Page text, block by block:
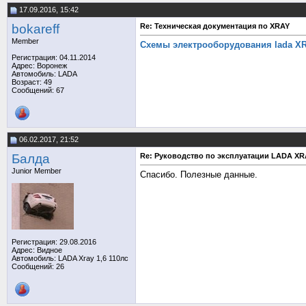
17.09.2016, 15:42
bokareff
Member
Регистрация: 04.11.2014
Адрес: Воронеж
Автомобиль: LADA
Возраст: 49
Сообщений: 67
Re: Техническая документация по XRAY
Схемы электрооборудования lada
06.02.2017, 21:52
Балда
Junior Member
Регистрация: 29.08.2016
Адрес: Видное
Автомобиль: LADA Xray 1,6 110лс
Сообщений: 26
Re: Руководство по эксплуатации LADA
Спасибо. Полезные данные.